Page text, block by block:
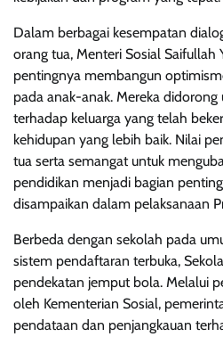
Dalam berbagai kesempatan
orang tua, Menteri Sosial Saifullah
pentingnya membangun
pada anak-anak. Mereka
terhadap keluarga yang telah
kehidupan yang lebih baik. Nilai
tua serta semangat untuk
pendidikan menjadi bagian
disampaikan dalam pelaksanaan
Berbeda dengan sekolah pada
sistem pendaftaran terbuka,
pendekatan jemput bola. Melalui
oleh Kementerian Sosial,
pendataan dan penjangkauan